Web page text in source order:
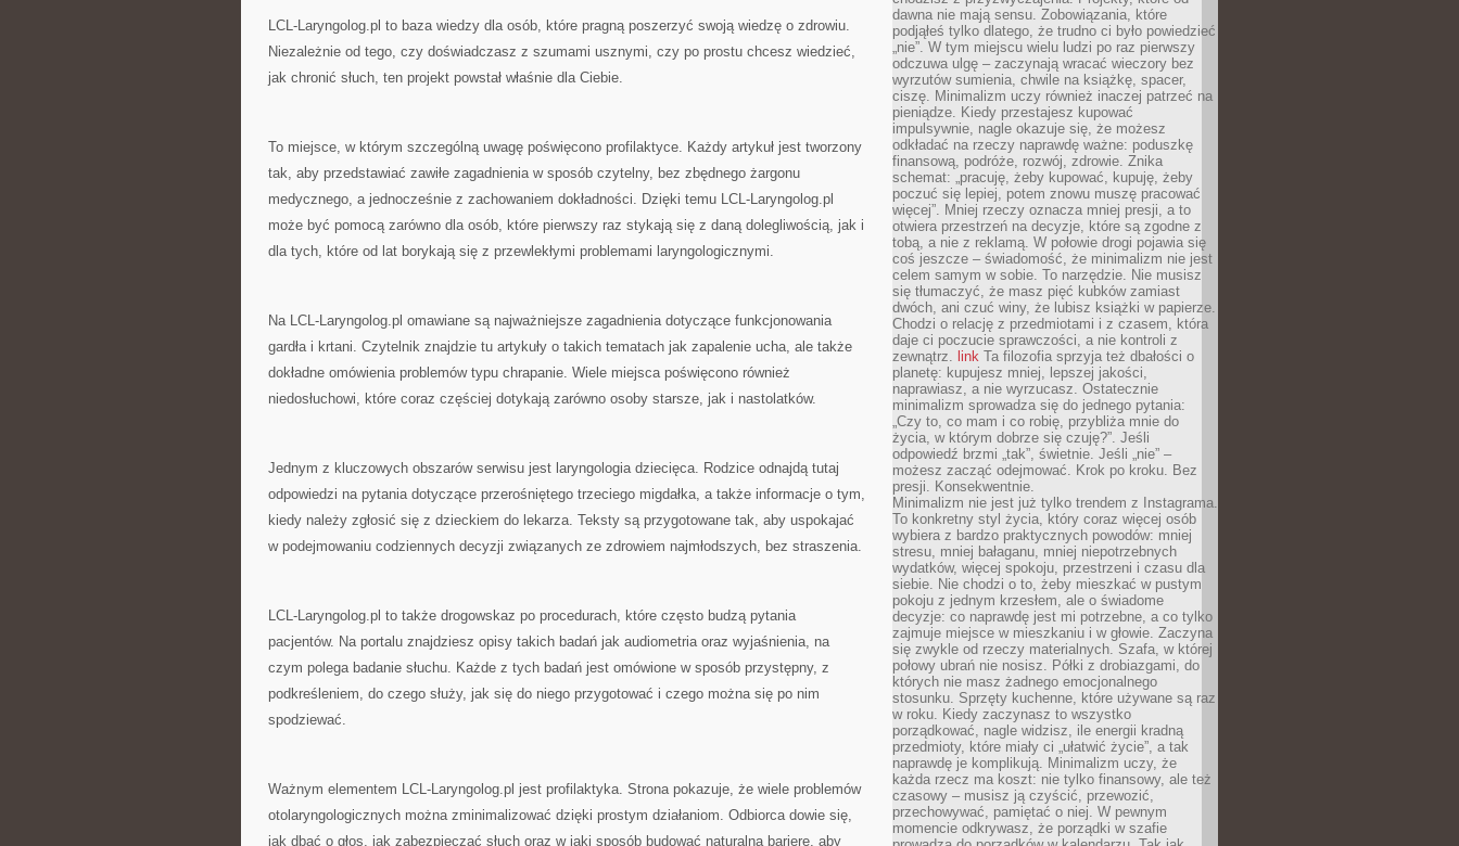
LCL-Laryngolog.pl to baza wiedzy dla osób, które pragną poszerzyć swoją wiedzę o zdrowiu.
Niezależnie od tego, czy doświadczasz z szumami usznymi, czy po prostu chcesz wiedzieć,
jak chronić słuch, ten projekt powstał właśnie dla Ciebie.
To miejsce, w którym szczególną uwagę poświęcono profilaktyce. Każdy artykuł jest tworzony
tak, aby przedstawiać zawiłe zagadnienia w sposób czytelny, bez zbędnego żargonu
medycznego, a jednocześnie z zachowaniem dokładności. Dzięki temu LCL-Laryngolog.pl
może być pomocą zarówno dla osób, które pierwszy raz stykają się z daną dolegliwością, jak i
dla tych, które od lat borykają się z przewlekłymi problemami laryngologicznymi.
Na LCL-Laryngolog.pl omawiane są najważniejsze zagadnienia dotyczące funkcjonowania
gardła i krtani. Czytelnik znajdzie tu artykuły o takich tematach jak zapalenie ucha, ale także
dokładne omówienia problemów typu chrapanie. Wiele miejsca poświęcono również
niedosłuchowi, które coraz częściej dotykają zarówno osoby starsze, jak i nastolatków.
Jednym z kluczowych obszarów serwisu jest laryngologia dziecięca. Rodzice odnajdą tutaj
odpowiedzi na pytania dotyczące przerośniętego trzeciego migdałka, a także informacje o tym,
kiedy należy zgłosić się z dzieckiem do lekarza. Teksty są przygotowane tak, aby uspokajać
w podejmowaniu codziennych decyzji związanych ze zdrowiem najmłodszych, bez straszenia.
LCL-Laryngolog.pl to także drogowskaz po procedurach, które często budzą pytania
pacjentów. Na portalu znajdziesz opisy takich badań jak audiometria oraz wyjaśnienia, na
czym polega badanie słuchu. Każde z tych badań jest omówione w sposób przystępny, z
podkreśleniem, do czego służy, jak się do niego przygotować i czego można się po nim
spodziewać.
Ważnym elementem LCL-Laryngolog.pl jest profilaktyka. Strona pokazuje, że wiele problemów
otolaryngologicznych można zminimalizować dzięki prostym działaniom. Odbiorca dowie się,
jak dbać o głos, jak zabezpieczać słuch oraz w jaki sposób budować naturalną barierę, aby
dawna nie mają sensu. Zobowiązania, które
podjąłeś tylko dlatego, że trudno ci było powiedzieć
„nie”. W tym miejscu wielu ludzi po raz pierwszy
odczuwa ulgę – zaczynają wracać wieczory bez
wyrzutów sumienia, chwile na książkę, spacer,
ciszę. Minimalizm uczy również inaczej patrzeć na
pieniądze. Kiedy przestajesz kupować
impulsywnie, nagle okazuje się, że możesz
odkładać na rzeczy naprawdę ważne: poduszkę
finansową, podróże, rozwój, zdrowie. Znika
schemat: „pracuję, żeby kupować, kupuję, żeby
poczuć się lepiej, potem znowu muszę pracować
więcej”. Mniej rzeczy oznacza mniej presji, a to
otwiera przestrzeń na decyzje, które są zgodne z
tobą, a nie z reklamą. W połowie drogi pojawia się
coś jeszcze – świadomość, że minimalizm nie jest
celem samym w sobie. To narzędzie. Nie musisz
się tłumaczyć, że masz pięć kubków zamiast
dwóch, ani czuć winy, że lubisz książki w papierze.
Chodzi o relację z przedmiotami i z czasem, która
daje ci poczucie sprawczości, a nie kontroli z
zewnątrz. link Ta filozofia sprzyja też dbałości o
planetę: kupujesz mniej, lepszej jakości,
naprawiasz, a nie wyrzucasz. Ostatecznie
minimalizm sprowadza się do jednego pytania:
„Czy to, co mam i co robię, przybliża mnie do
życia, w którym dobrze się czuję?”. Jeśli
odpowiedź brzmi „tak”, świetnie. Jeśli „nie” –
możesz zacząć odejmować. Krok po kroku. Bez
presji. Konsekwentnie.
Minimalizm nie jest już tylko trendem z Instagrama.
To konkretny styl życia, który coraz więcej osób
wybiera z bardzo praktycznych powodów: mniej
stresu, mniej bałaganu, mniej niepotrzebnych
wydatków, więcej spokoju, przestrzeni i czasu dla
siebie. Nie chodzi o to, żeby mieszkać w pustym
pokoju z jednym krzesłem, ale o świadome
decyzje: co naprawdę jest mi potrzebne, a co tylko
zajmuje miejsce w mieszkaniu i w głowie. Zaczyna
się zwykle od rzeczy materialnych. Szafa, w której
połowy ubrań nie nosisz. Półki z drobiazgami, do
których nie masz żadnego emocjonalnego
stosunku. Sprzęty kuchenne, które używane są raz
w roku. Kiedy zaczynasz to wszystko
porządkować, nagle widzisz, ile energii kradną
przedmioty, które miały ci „ułatwić życie”, a tak
naprawdę je komplikują. Minimalizm uczy, że
każda rzecz ma koszt: nie tylko finansowy, ale też
czasowy – musisz ją czyścić, przewozić,
przechowywać, pamiętać o niej. W pewnym
momencie odkrywasz, że porządki w szafie